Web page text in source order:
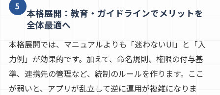
5
本格展開：教育・ガイドラインでメリットを
全体最適へ
本格展開では、マニュアルよりも「迷わないUI」と「入
力例」が効果的です。加えて、命名規則、権限の付与基
準、連携先の管理など、統制のルールを作ります。ここ
が弱いと、アプリが乱立して逆に運用が複雑になりま